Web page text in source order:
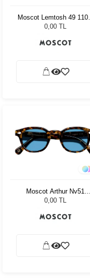
Moscot Lemtosh 49 110 Ii
Blue Celebrity Blue
0,00 TL
Moscot Arthur Nv51
Tortoise Celebrity Blue
0,00 TL